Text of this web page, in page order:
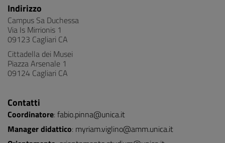
Indirizzo
Campus Sa Duchessa
Via Is Mirrionis 1
09123 Cagliari CA
Cittadella dei Musei
Piazza Arsenale 1
09124 Cagliari CA
Contatti
Coordinatore: fabio.pinna@unica.it
Manager didattico: myriam.viglino@amm.unica.it